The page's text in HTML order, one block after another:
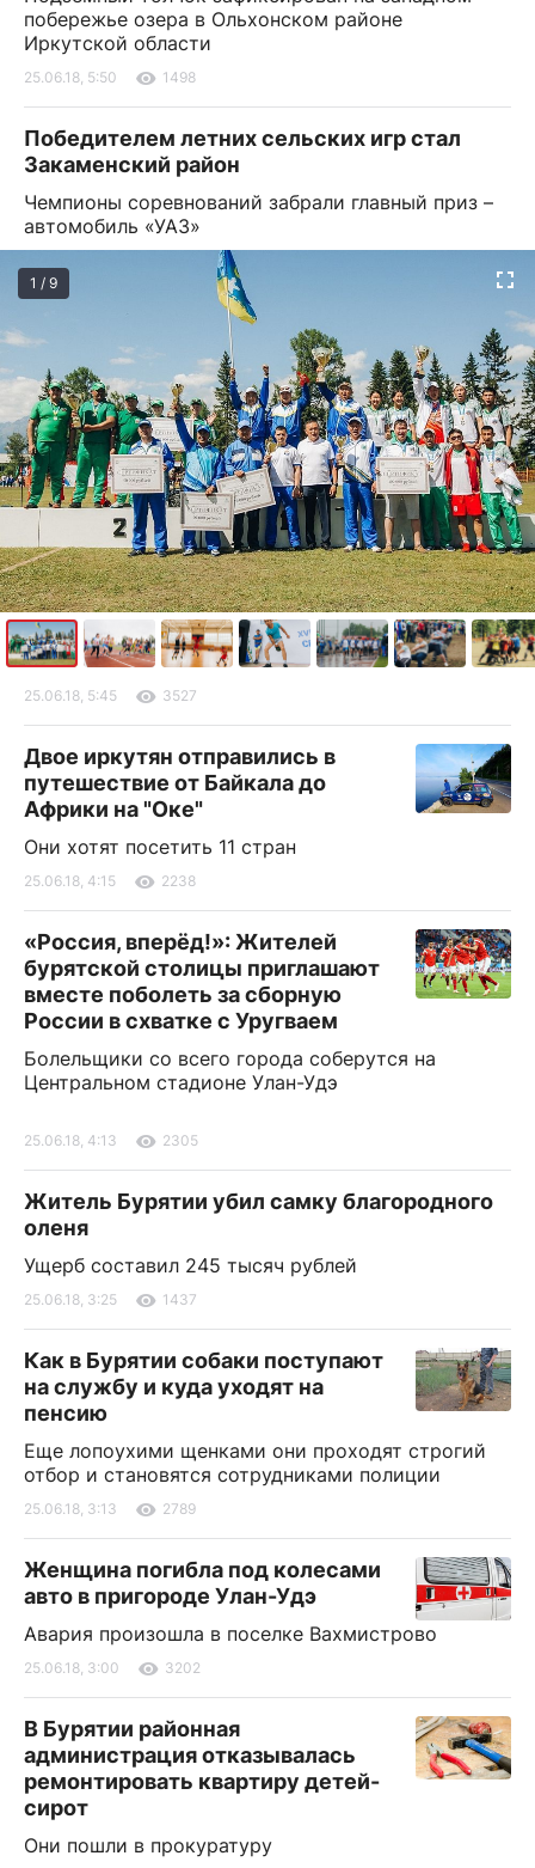
побережье озера в Ольхонском районе
Иркутской области
25.06.18, 5:50 1498
Победителем летних сельских игр стал
Закаменский район
Чемпионы соревнований забрали главный приз –
автомобиль «УАЗ»
1 / 9
25.06.18, 5:45 3527
Двое иркутян отправились в
путешествие от Байкала до
Африки на "Оке"
Они хотят посетить 11 стран
25.06.18, 4:15 2238
«Россия, вперёд!»: Жителей
бурятской столицы приглашают
вместе поболеть за сборную
России в схватке с Уругваем
Болельщики со всего города соберутся на
Центральном стадионе Улан-Удэ
25.06.18, 4:13 2305
Житель Бурятии убил самку благородного
оленя
Ущерб составил 245 тысяч рублей
25.06.18, 3:25 1437
Как в Бурятии собаки поступают
на службу и куда уходят на
пенсию
Еще лопоухими щенками они проходят строгий
отбор и становятся сотрудниками полиции
25.06.18, 3:13 2789
Женщина погибла под колесами
авто в пригороде Улан-Удэ
Авария произошла в поселке Вахмистрово
25.06.18, 3:00 3202
В Бурятии районная
администрация отказывалась
ремонтировать квартиру детей-
сирот
Они пошли в прокуратуру